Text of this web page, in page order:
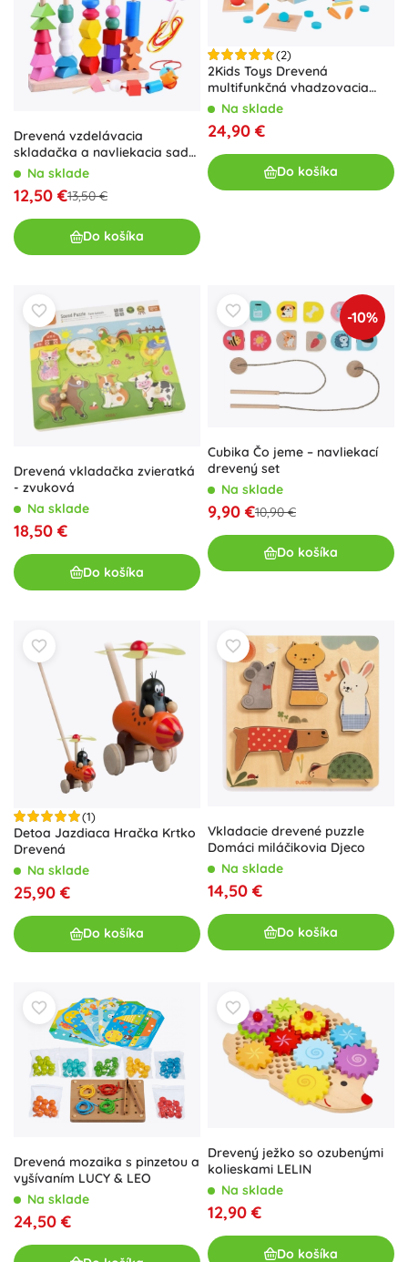
Drevená vzdelávacia
skladačka a navliekacia sada
25 dielov
Na sklade
12,50 €13,50 €
Do košíka
(2)
2Kids Toys Drevená
multifunkčná vhadzovacia
hračka
Na sklade
24,90 €
Do košíka
Drevená vkladačka zvieratká
- zvuková
Na sklade
18,50 €
Do košíka
-10%
Cubika Čo jeme – navliekací
drevený set
Na sklade
9,90 €10,90 €
Do košíka
(1)
Detoa Jazdiaca Hračka Krtko
Drevená
Na sklade
25,90 €
Do košíka
Vkladacie drevené puzzle
Domáci miláčikovia Djeco
Na sklade
14,50 €
Do košíka
Drevená mozaika s pinzetou a
vyšívaním LUCY & LEO
Na sklade
24,50 €
Drevený ježko so ozubenými
kolieskami LELIN
Na sklade
12,90 €
Do košíka